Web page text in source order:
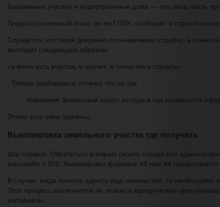
Брошенные участки и недостроенные дома — это лишь часть
Градостроительный план, он же ГПЗУ, сообщает о
Случается, что такой документ останавливает стройку, а
выглядит следующим образом:
«у меня есть участок, и значит, я точно могу строить»
. Теперь разберемся, почему это не так.
Компания Земельный юрист из года в год занимается
Этому есть свои причины.
Выкопировка земельного участка где получить
Шаг первый. Обратиться в мэрию своего города или
масштабе 1:500. Выкопировка формата А3 или А4
В случае, когда точного адреса еще неизвестно, то
Этот процесс заключается не только в юридическом
материалы.